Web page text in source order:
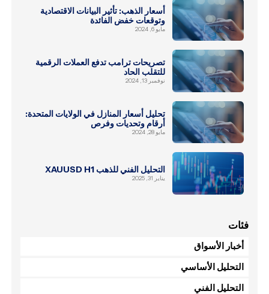
أسعار الذهب: تأثير البيانات الاقتصادية
وتوقعات خفض الفائدة
مايو 6, 2024
تصريحات ترامب تدفع العملات الرقمية
للتقلب الحاد
نوفمبر 13, 2024
تحليل أسعار المنازل في الولايات المتحدة:
أرقام وتحديات وفرص
مايو 28, 2024
التحليل الفني للذهب XAUUSD H1
يناير 31, 2025
فئات
أخبار الأسواق
التحليل الأساسي
التحليل الفني